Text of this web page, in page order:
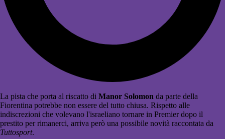
La pista che porta al riscatto di Manor Solomon da parte della
Fiorentina potrebbe non essere del tutto chiusa. Rispetto alle
indiscrezioni che volevano l'israeliano tornare in Premier dopo il
prestito per rimanerci, arriva però una possibile novità raccontata da
Tuttosport.